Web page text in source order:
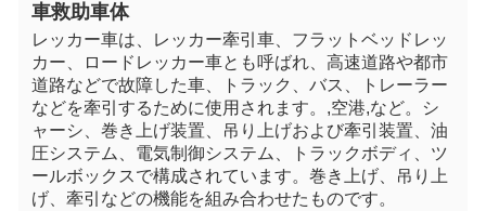
車救助車体
レッカー車は、レッカー牽引車、フラットベッドレッ
カー、ロードレッカー車とも呼ばれ、高速道路や都市
道路などで故障した車、トラック、バス、トレーラー
などを牽引するために使用されます。 ,空港,など。シ
ャーシ、巻き上げ装置、吊り上げおよび牽引装置、油
圧システム、電気制御システム、トラックボディ、ツ
ールボックスで構成されています。巻き上げ、吊り上
げ、牽引などの機能を組み合わせたものです。